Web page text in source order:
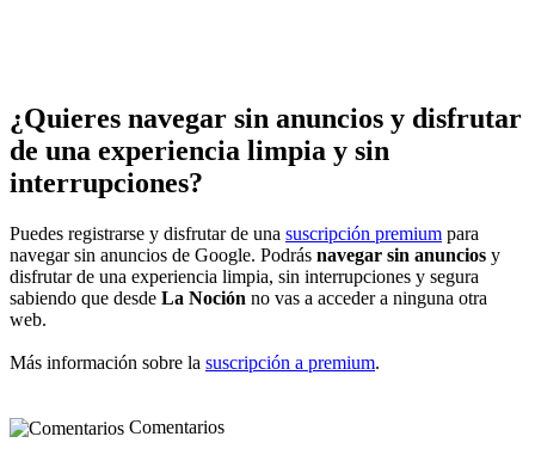
¿Quieres navegar sin anuncios y disfrutar
de una experiencia limpia y sin
interrupciones?
Puedes registrarse y disfrutar de una suscripción premium para
navegar sin anuncios de Google. Podrás navegar sin anuncios y
disfrutar de una experiencia limpia, sin interrupciones y segura
sabiendo que desde La Noción no vas a acceder a ninguna otra
web.
Más información sobre la suscripción a premium.
Comentarios